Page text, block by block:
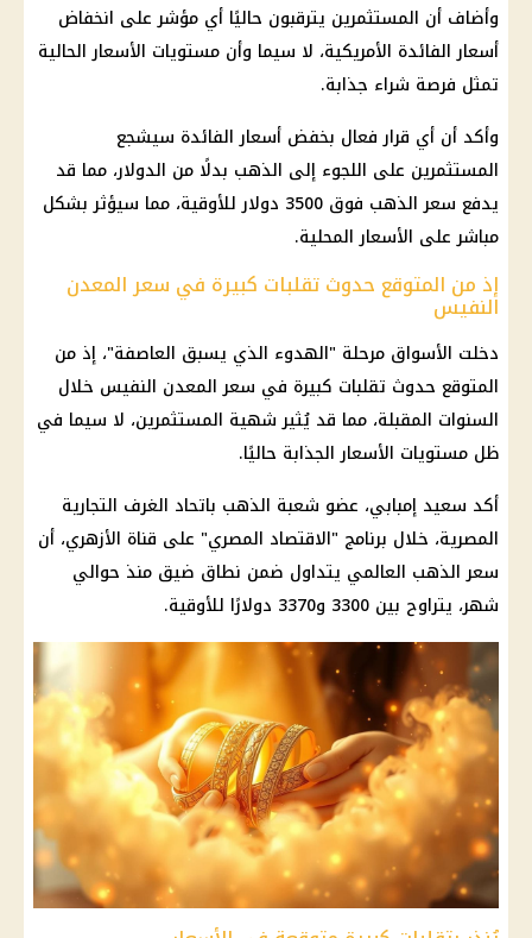
وأضاف أن المستثمرين يترقبون حاليًا أي مؤشر على انخفاض
أسعار الفائدة الأمريكية، لا سيما وأن مستويات الأسعارالحالية
تمثل فرصة شراء جذابة.
وأكد أن أي قرارفعال بخفض أسعار الفائدة سيشجع
المستثمرين على اللجوء إلى الذهب بدلًا من الدولار، مما قد
يدفع سعر الذهب فوق 3500 دولارللأوقية، مما سيؤثر بشكل
مباشر على الأسعارالمحلية.
إذ من المتوقع حدوث تقلبات كبيرة في سعر المعدن
النفيس
دخلت الأسواق مرحلة "الهدوء الذي يسبق العاصفة"، إذ من
المتوقع حدوث تقلبات كبيرة في سعر المعدن النفيس خلال
السنوات المقبلة، مما قد يُثير شهية المستثمرين، لا سيما في
ظل مستويات الأسعارالجذابة حاليًا.
أكد سعيد إمبابي، عضو شعبة الذهب باتحاد الغرف التجارية
المصرية، خلال برنامج "الاقتصاد المصري" على قناة الأزهري، أن
سعر الذهب العالمي يتداول ضمن نطاق ضيق منذ حوالي
شهر، يتراوح بين 3300 و3370 دولارًا للأوقية.